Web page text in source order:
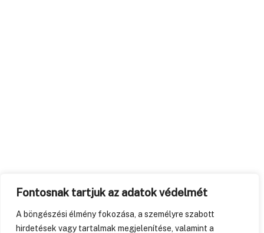
Fontosnak tartjuk az adatok védelmét
A böngészési élmény fokozása, a személyre szabott
hirdetések vagy tartalmak megjelenítése, valamint a